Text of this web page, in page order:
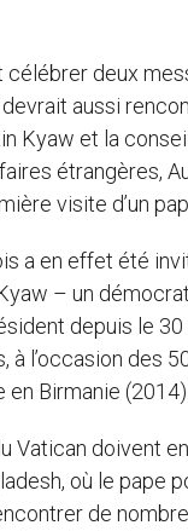
célébrer deux
devrait aussi
Kyaw et la
étrangères,
visite d’un
a en effet été
– un
depuis le
à l’occasion des
Birmanie (2014).
Vatican doivent
où le pape
de